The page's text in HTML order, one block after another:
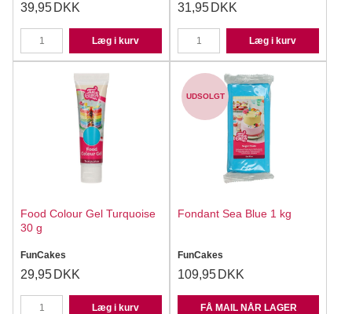
39,95 DKK
Læg i kurv
31,95 DKK
Læg i kurv
Food Colour Gel Turquoise
30 g
FunCakes
29,95 DKK
Læg i kurv
UDSOLGT
Fondant Sea Blue 1 kg
FunCakes
109,95 DKK
FÅ MAIL NÅR LAGER